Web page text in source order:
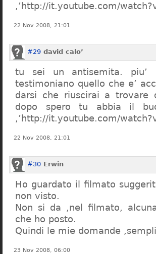
,’http://it.youtube.com/
22 Nov 2008, 21:01
#29 david calo’
tu sei un antisemita. piu’
testimoniano quello che e’
darsi che riuscirai a trovare
dopo spero tu abbia il
,’http://it.youtube.com/
22 Nov 2008, 21:01
#30 Erwin
Ho guardato il filmato
non visto.
Non si da ,nel filmato,
che ho posto.
Quindi le mie domande
23 Nov 2008, 06:00